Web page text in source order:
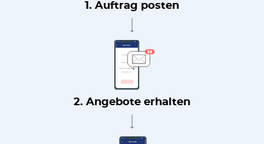
1. Auftrag posten
2. Angebote erhalten